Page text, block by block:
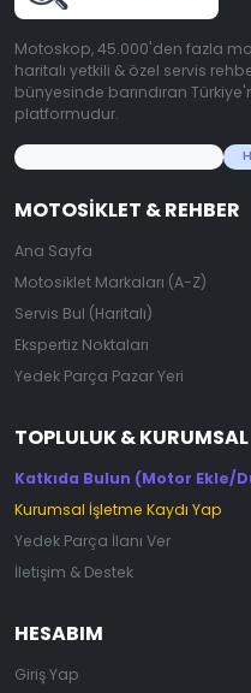
Motoskop, 45.000'den fazla
haritalı yetkili & özel servis
bünyesinde barındıran
platformudur.
MOTOSIKLET & REHBER
Ana Sayfa
Motosiklet Markaları (A-Z)
Servis Bul (Haritalı)
Ekspertiz Noktaları
Yedek Parça Pazar Yeri
TOPLULUK & KURUMSAL
Katkıda Bulun (Motor Ekle/
Kurumsal İşletme Kaydı Yap
Yedek Parça İlanı Ver
İletişim & Destek
HESABIM
Giriş Yap